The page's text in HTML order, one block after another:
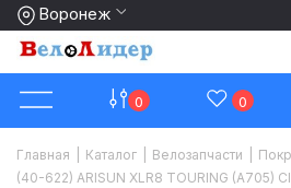
Воронеж
0 0
Главная Каталог Велозапчасти
(40-622) ARISUN XLR8 TOURING (A705)